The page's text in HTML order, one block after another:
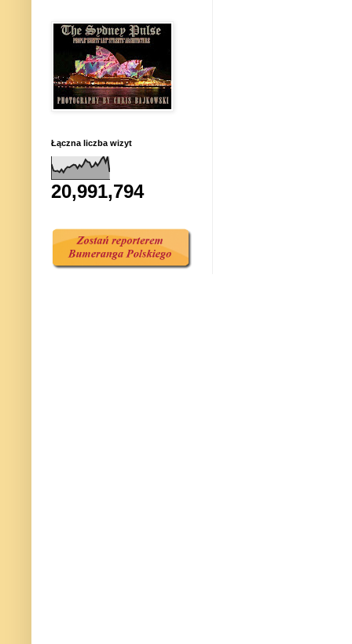
Łączna liczba wizyt
20,991,794